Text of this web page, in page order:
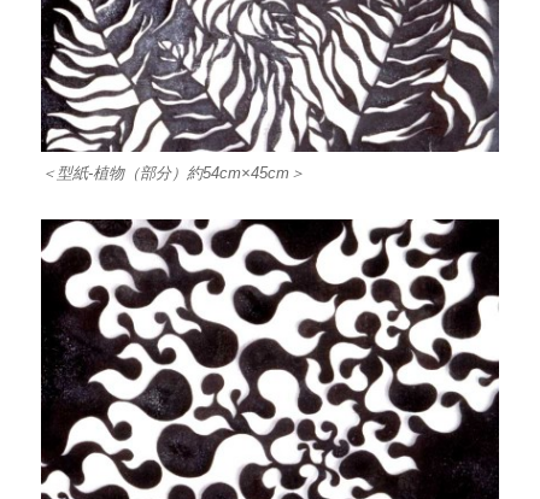
＜型紙-植物（部分）約54cm×45cm＞